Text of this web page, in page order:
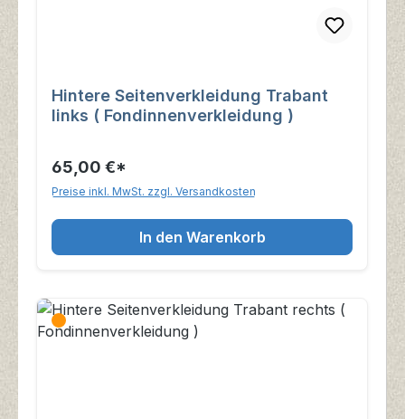
Hintere Seitenverkleidung Trabant
links ( Fondinnenverkleidung )
65,00 €*
Preise inkl. MwSt. zzgl. Versandkosten
In den Warenkorb